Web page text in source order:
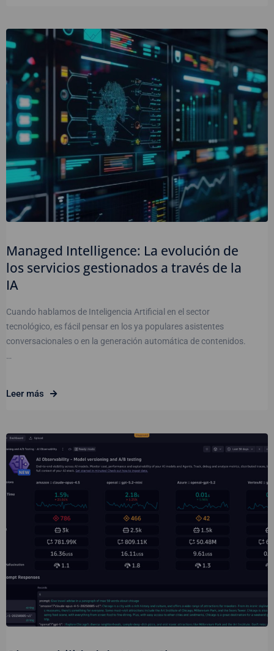
Managed Intelligence: La evolución de
los servicios gestionados a través de la
IA
Cuando hablamos de Inteligencia Artificial en el sector
tecnológico, es fácil pensar en los ya populares asistentes
conversacionales o en la generación automática de contenidos.
…
Leer más